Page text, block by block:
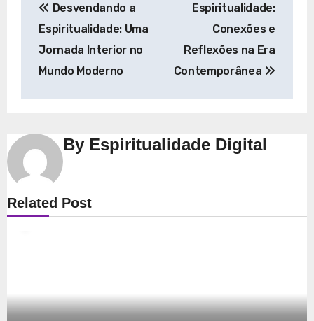
de
Post
Desvendando a
Espiritualidade: Uma
Jornada Interior no
Mundo Moderno
Espiritualidade:
Conexões e
Reflexões na Era
Contemporânea
By Espiritualidade Digital
Related Post
Espiritualidade
Explorando a Espiritualidade: Conexão e